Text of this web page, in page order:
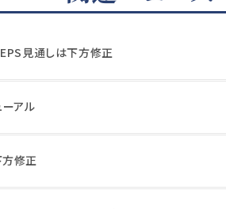
見通しは下方修正
ーアル
修正